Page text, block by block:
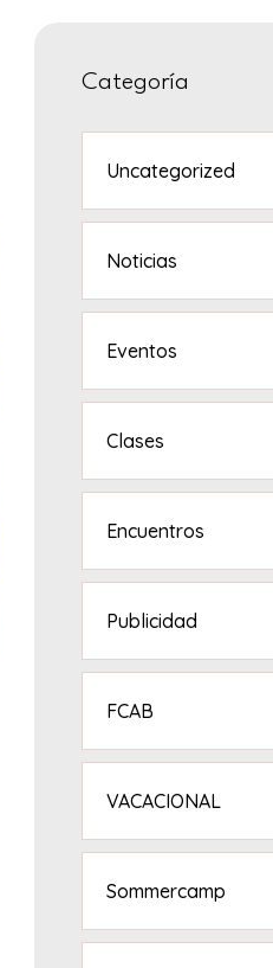
Categoría
Uncategorized
Noticias
Eventos
Clases
Encuentros
Publicidad
FCAB
VACACIONAL
Sommercamp